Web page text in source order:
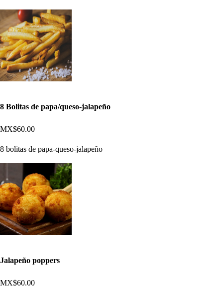
8 Bolitas de papa/queso-jalapeño
MX$60.00
8 bolitas de papa-queso-jalapeño
Jalapeño poppers
MX$60.00